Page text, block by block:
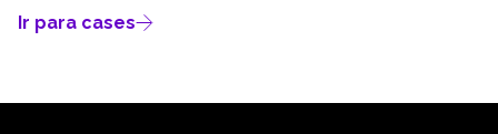
Ir para cases